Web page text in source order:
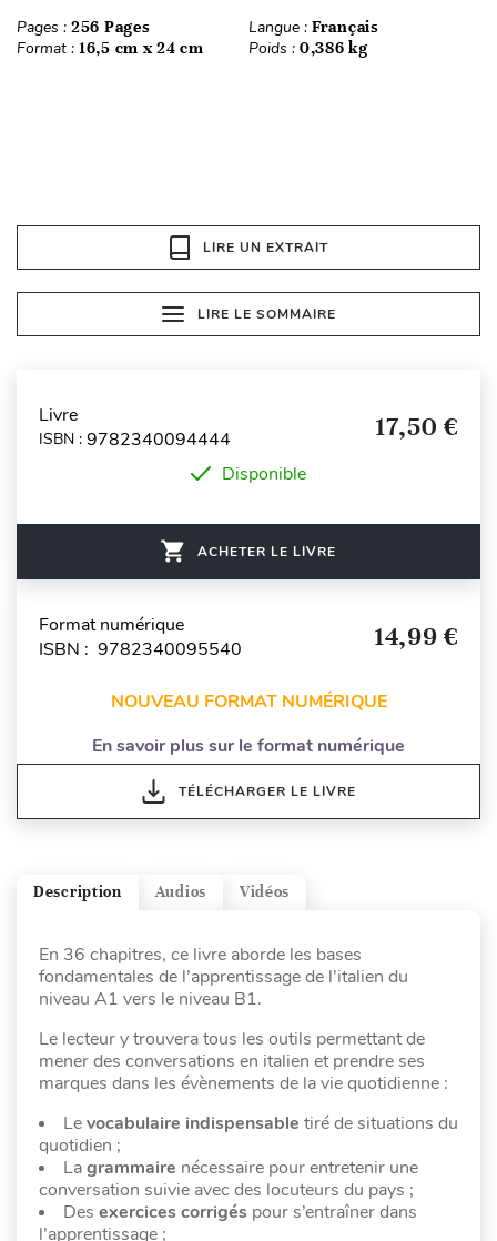
Pages : 256 Pages Langue : Français
Format : 16,5 cm x 24 cm Poids : 0,386 kg
LIRE UN EXTRAIT
LIRE LE SOMMAIRE
Livre
ISBN : 9782340094444 17,50 €
Disponible
ACHETER LE LIVRE
Format numérique
ISBN : 9782340095540
14,99 €
NOUVEAU FORMAT NUMÉRIQUE
En savoir plus sur le format numérique
TÉLÉCHARGER LE LIVRE
Vidéos
Audios
Description
En 36 chapitres, ce livre aborde les bases
fondamentales de l’apprentissage de l’italien du
niveau A1 vers le niveau B1.
Le lecteur y trouvera tous les outils permettant de
mener des conversations en italien et prendre ses
marques dans les évènements de la vie quotidienne :
Levocabulaire indispensable tiré de situations du
quotidien ;
Lagrammaire nécessaire pour entretenir une
conversation suivie avec des locuteurs du pays ;
Des exercices corrigés pour s’entraîner dans
l’apprentissage ;